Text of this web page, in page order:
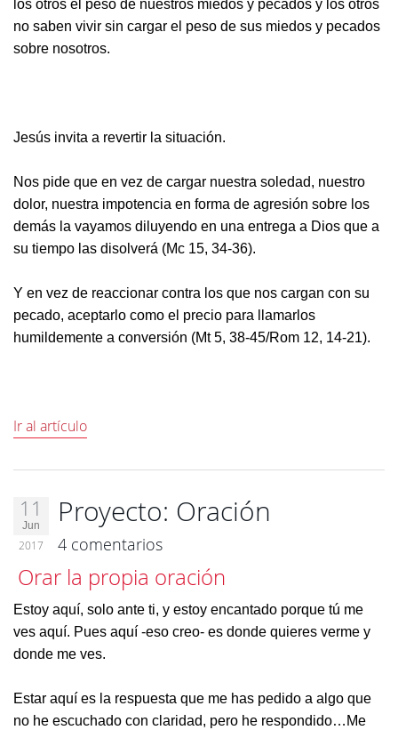
los otros el peso de nuestros miedos y pecados y los otros
no saben vivir sin cargar el peso de sus miedos y pecados
sobre nosotros.
Jesús invita a revertir la situación.
Nos pide que en vez de cargar nuestra soledad, nuestro
dolor, nuestra impotencia en forma de agresión sobre los
demás la vayamos diluyendo en una entrega a Dios que a
su tiempo las disolverá (Mc 15, 34-36).
Y en vez de reaccionar contra los que nos cargan con su
pecado, aceptarlo como el precio para llamarlos
humildemente a conversión (Mt 5, 38-45/Rom 12, 14-21).
Ir al artículo
11
Jun
2017
Proyecto: Oración
4 comentarios
Orar la propia oración
Estoy aquí, solo ante ti, y estoy encantado porque tú me
ves aquí. Pues aquí -eso creo- es donde quieres verme y
donde me ves.
Estar aquí es la respuesta que me has pedido a algo que
no he escuchado con claridad, pero he respondido…Me